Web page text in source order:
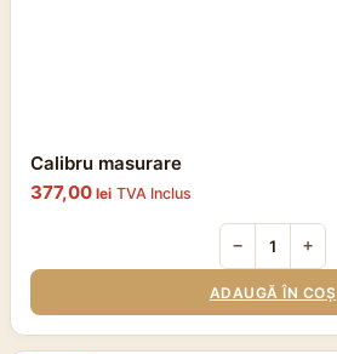
Calibru masurare
377,00 lei TVA Inclus
− +
ADAUGĂ ÎN COȘ